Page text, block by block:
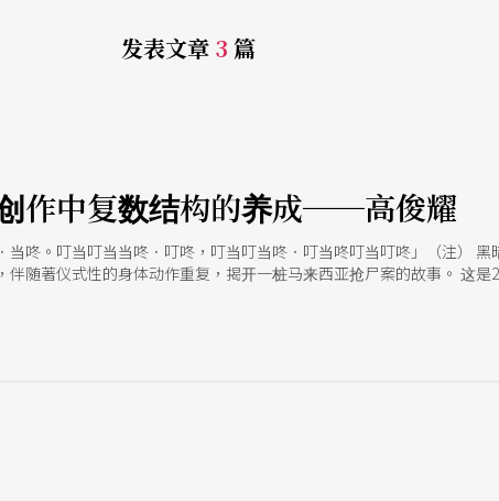
发表文章 3 篇
作中复数结构的养成──高俊耀
当咚。叮当叮当当咚．叮咚，叮当叮当咚．叮当咚叮当叮咚」（注）
随著仪式性的身体动作重复，揭开一桩马来西亚抢尸案的故事。 这是
，想忘也忘不掉。 这是高俊耀剧场编导演当中，「声音写作」策略和
以作品观察与访谈的视角，解析这些特征在高俊耀的创作生活中，是